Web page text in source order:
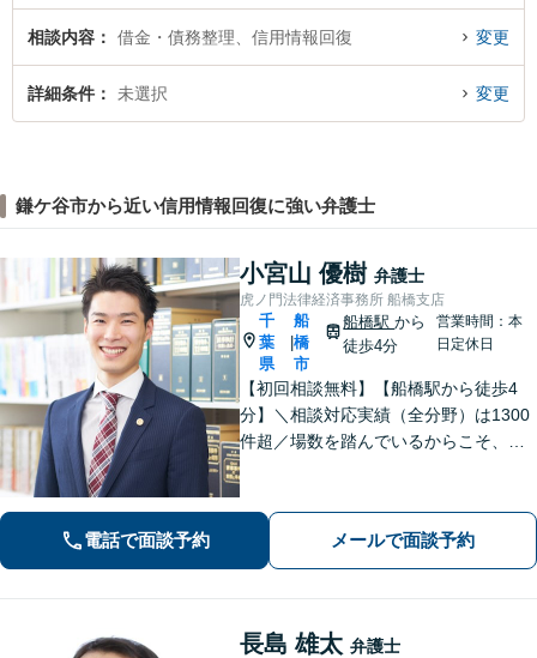
相談内容 借金・債務整理、信用情報回復 変更
詳細条件 未選択 変更
鎌ケ谷市から近い信用情報回復に強い弁護士
小宮山 優樹 弁護士
虎ノ門法律経済事務所 船橋支店
千
葉
県
船
橋
市
船橋駅から
徒歩4分
営業時間：本
日定休日
【初回相談無料】【船橋駅から徒歩4
分】＼相談対応実績（全分野）は1300
件超／場数を踏んでいるからこそ、相
ます。離婚問題・刑事事件・相続遺言
などでお悩みの方はお気軽にご相談く
ださい。
電話で面談予約 メールで面談予約
長島 雄太 弁護士